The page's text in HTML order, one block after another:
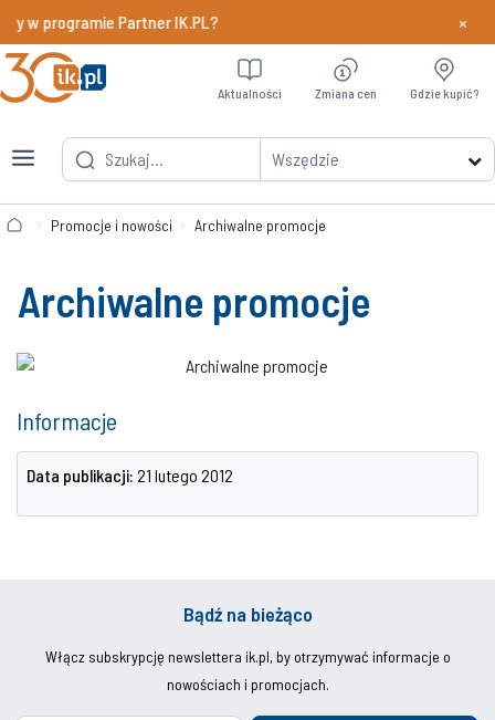
w programie Partner IK.PL? Dowiedz
×
Wszędzie
Aktualności Zmiana cen Gdzie kupić?
Promocje i nowości Archiwalne promocje
Archiwalne promocje
Informacje
Data publikacji: 21 lutego 2012
Bądź na bieżąco
Włącz subskrypcję newslettera ik.pl, by otrzymywać informacje o
nowościach i promocjach.